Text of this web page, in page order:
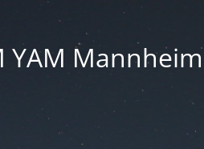
YAM Mannheim